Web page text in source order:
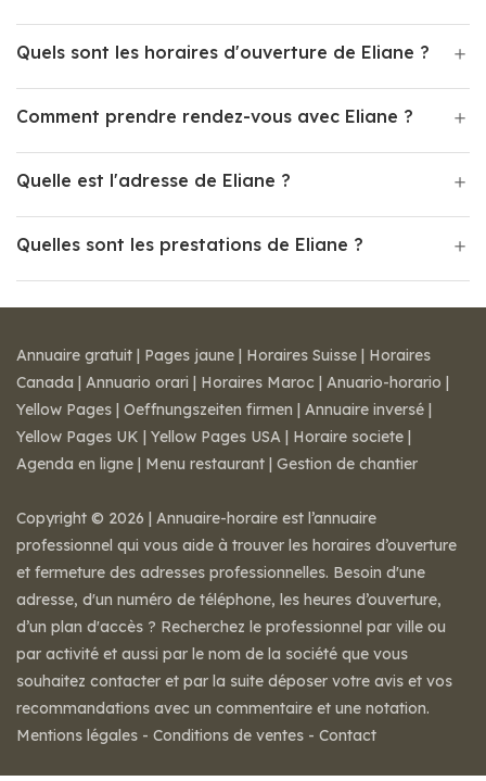
Quels sont les horaires d'ouverture de Eliane ?
Comment prendre rendez-vous avec Eliane ?
Quelle est l'adresse de Eliane ?
Quelles sont les prestations de Eliane ?
Annuaire gratuit | Pages jaune | Horaires Suisse | Horaires
Canada | Annuario orari | Horaires Maroc | Anuario-horario |
Yellow Pages | Oeffnungszeiten firmen | Annuaire inversé |
Yellow Pages UK | Yellow Pages USA | Horaire societe |
Agenda en ligne | Menu restaurant | Gestion de chantier
Copyright © 2026 | Annuaire-horaire est l’annuaire
professionnel qui vous aide à trouver les horaires d’ouverture
et fermeture des adresses professionnelles. Besoin d'une
adresse, d'un numéro de téléphone, les heures d’ouverture,
d’un plan d'accès ? Recherchez le professionnel par ville ou
par activité et aussi par le nom de la société que vous
souhaitez contacter et par la suite déposer votre avis et vos
recommandations avec un commentaire et une notation.
Mentions légales - Conditions de ventes - Contact